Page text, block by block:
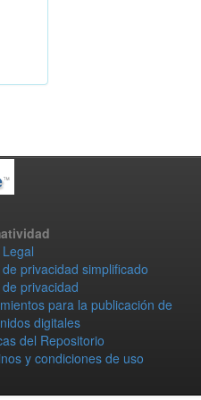
privacidad simplificado
privacidad
para la publicación de
digitales
del Repositorio
y condiciones de uso